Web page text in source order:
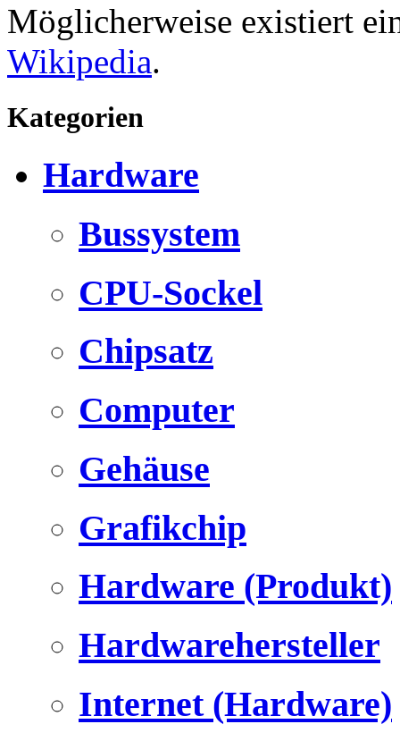
Möglicherweise existiert
Wikipedia.
Kategorien
Hardware
Bussystem
CPU-Sockel
Chipsatz
Computer
Gehäuse
Grafikchip
Hardware (Produkt)
Hardwarehersteller
Internet (Hardware)